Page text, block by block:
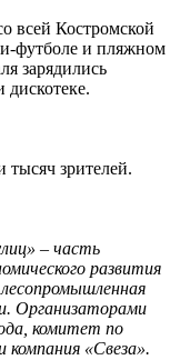
всей Костромской
футболе и пляжном
зарядились
тысяч зрителей.
– часть
развития
Организаторами
комитет по
«Свеза».